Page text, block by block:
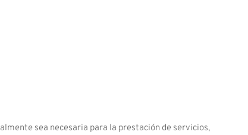
sea necesaria para la prestación de servicios,